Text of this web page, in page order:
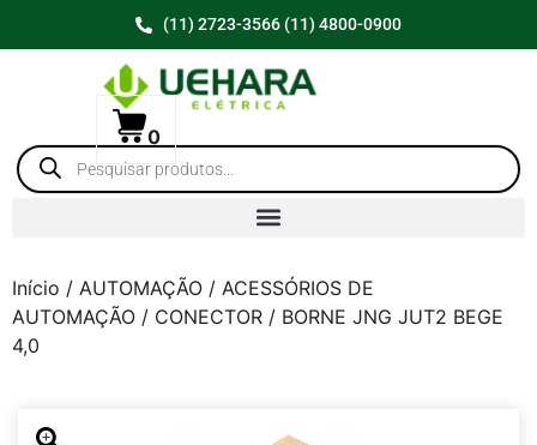
(11) 2723-3566 (11) 4800-0900
0
Início / AUTOMAÇÃO / ACESSÓRIOS DE
AUTOMAÇÃO / CONECTOR / BORNE JNG JUT2 BEGE
4,0